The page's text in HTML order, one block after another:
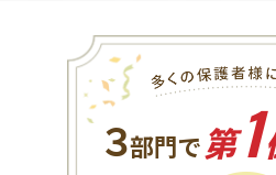
３部門で 第1